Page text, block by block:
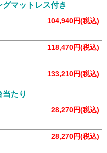
マットレス付き
104,940円(税込)
118,470円(税込)
133,210円(税込)
たり
28,270円(税込)
28,270円(税込)